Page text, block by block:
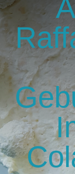
GlücksMond Atelier
Meine
Über mich
Kontakt